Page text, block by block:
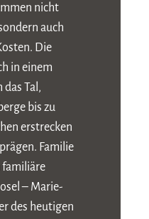
nicht
auch
Die
in einem
Tal,
bis zu
erstrecken
Familie
familiäre
– Marie-
des heutigen